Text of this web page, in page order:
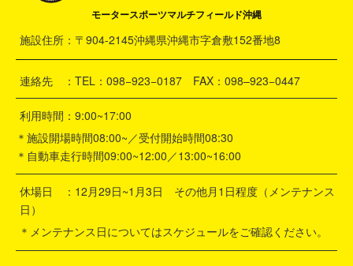
モータースポーツマルチフィールド沖縄
施設住所：〒904-2145沖縄県沖縄市字倉敷152番地8
連絡先 ：TEL：098−923−0187 FAX：098–923−0447
利用時間：9:00~17:00
＊施設開場時間08:00~／受付開始時間08:30
＊自動車走行時間09:00~12:00／13:00~16:00
休場日 ：12月29日~1月3日 その他月1日程度（メンテナンス
日）
＊メンテナンス日についてはスケジュールをご確認ください。